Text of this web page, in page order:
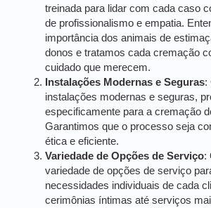
treinada para lidar com cada caso
de profissionalismo e empatia.
importância dos animais de
donos e tratamos cada cremação
cuidado que merecem.
Instalações Modernas e Seguras:
instalações modernas e seguras,
especificamente para a cremação
Garantimos que o processo seja
ética e eficiente.
Variedade de Opções de Serviço:
variedade de opções de serviço
necessidades individuais de cada
cerimônias íntimas até serviços